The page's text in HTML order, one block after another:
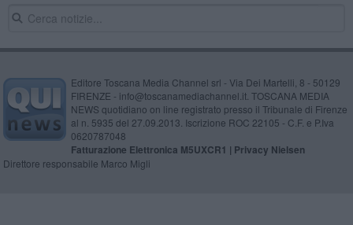
Editore Toscana Media Channel srl - Via Dei Martelli, 8 - 50129
FIRENZE - info@toscanamediachannel.it. TOSCANA MEDIA
NEWS quotidiano on line registrato presso il Tribunale di Firenze
al n. 5935 del 27.09.2013. Iscrizione ROC 22105 - C.F. e P.Iva
0620787048
Fatturazione Elettronica M5UXCR1 | Privacy Nielsen
Direttore responsabile Marco Migli